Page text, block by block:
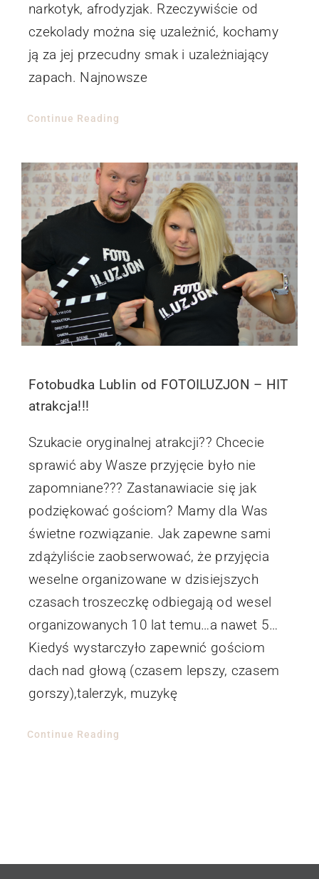
narkotyk, afrodyzjak. Rzeczywiście od
czekolady można się uzależnić, kochamy
ją za jej przecudny smak i uzależniający
zapach. Najnowsze
Continue Reading
Fotobudka Lublin od FOTOILUZJON – HIT
atrakcja!!!
Szukacie oryginalnej atrakcji?? Chcecie
sprawić aby Wasze przyjęcie było nie
zapomniane??? Zastanawiacie się jak
podziękować gościom? Mamy dla Was
świetne rozwiązanie. Jak zapewne sami
zdążyliście zaobserwować, że przyjęcia
weselne organizowane w dzisiejszych
czasach troszeczkę odbiegają od wesel
organizowanych 10 lat temu…a nawet 5…
Kiedyś wystarczyło zapewnić gościom
dach nad głową (czasem lepszy, czasem
gorszy),talerzyk, muzykę
Continue Reading